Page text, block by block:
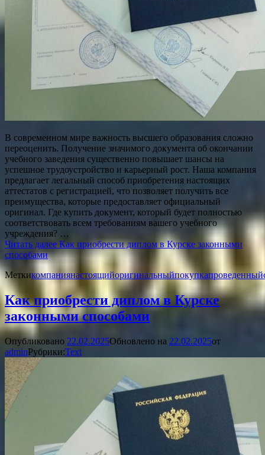
В современном мире важность высшего образования сложно
переоценить. Получение значимого документа об окончании
учебного заведения существенно повышает шансы на
успешное трудоустройство и карьерный рост. Наша компания
предлагает легальный способ приобретения настоящих
аттестатов с регистрацией, что позволяет получить все
преимущества, которые предоставляет официальный
оригинал. Где купить документ, который будет полностью
соответствовать всем требованиям вашего учебного
учреждения? …
Читать далее Как приобрести диплом в Курске законными
способами
Меткикомпаниянастоящийоригинальныйпокупкапроведенный
Как приобрести диплом в Курске
законными способами
Опубликовано 22.02.2025Обновлено на 22.02.2025от
adminРубрики:Text